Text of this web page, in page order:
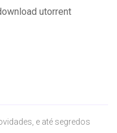
utorrent
e até segredos